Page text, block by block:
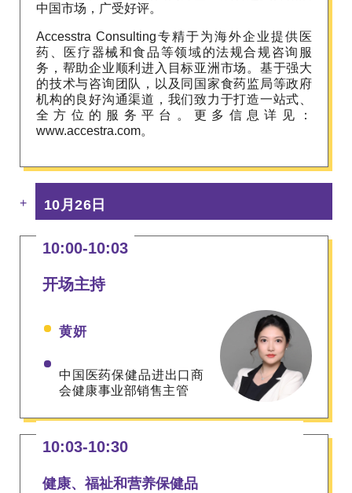
中国市场，广受好评。
Accesstra Consulting专精于为海外企业提供医
药、医疗器械和食品等领域的法规合规咨询服
务，帮助企业顺利进入目标亚洲市场。基于强大
的技术与咨询团队，以及同国家食药监局等政府
机构的良好沟通渠道，我们致力于打造一站式、
全方位的服务平台。更多信息详见：
www.accestra.com。
+ 10月26日
10:00-10:03
开场主持
黄妍
中国医药保健品进出口商
会健康事业部销售主管
10:03-10:30
健康、福祉和营养保健品